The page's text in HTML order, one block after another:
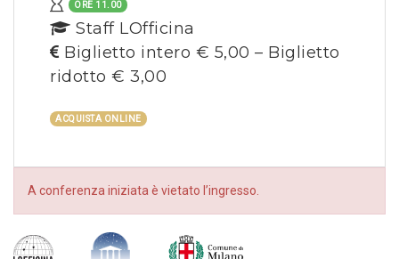
ORE 11.00
Staff LOfficina
Biglietto intero € 5,00 – Biglietto
ridotto € 3,00
ACQUISTA ONLINE
A conferenza iniziata è vietato l’ingresso.